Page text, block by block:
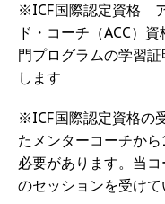
※ICF国際認定資格
ド・コーチ（ACC）
門プログラムの学習
します
※ICF国際認定資格の
たメンターコーチか
必要があります。当
のセッションを受けて